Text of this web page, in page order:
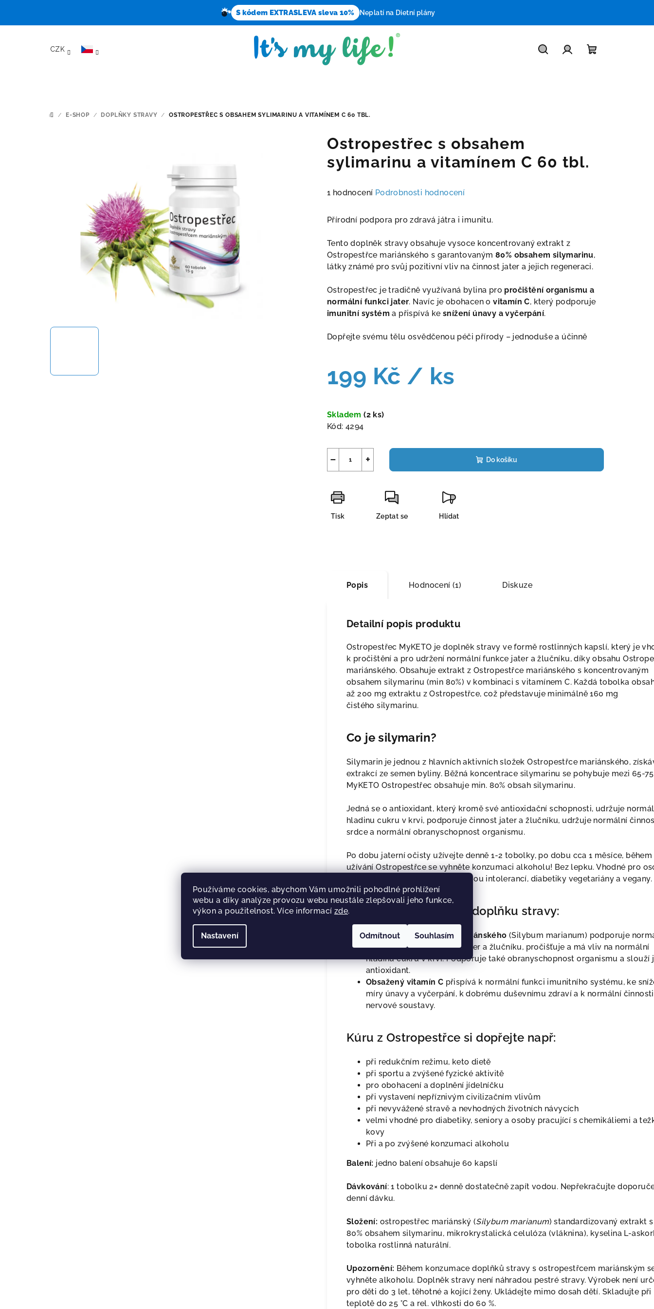
S kódem EXTRASLEVA sleva 10% Neplatí na Dietní plány
Používáme cookies, abychom Vám umožnili pohodlné prohlížení
webu a díky analýze provozu webu neustále zlepšovali jeho funkce,
výkon a použitelnost. Více informací zde.
Nastavení Odmítnout Souhlasím
CZK
DOMŮ
/ E-SHOP / DOPLŇKY STRAVY / OSTROPESTŘEC S OBSAHEM SYLIMARINU A VITAMÍNEM C 60 TBL.
Ostropestřec s obsahem
sylimarinu a vitamínem C 60 tbl.
Průměrné
produktu
5,0
z
5
hvězdiček.
1 hodnocení Podrobnosti hodnocení
Přírodní podpora pro zdravá játra i imunitu.
Tento doplněk stravy obsahuje vysoce koncentrovaný extrakt z
Ostropestřce mariánského s garantovaným 80% obsahem silymarinu,
látky známé pro svůj pozitivní vliv na činnost jater a jejich regeneraci.
Ostropestřec je tradičně využívaná bylina pro pročištění organismu a
normální funkci jater. Navíc je obohacen ovitamín C, který podporuje
imunitní systém a přispívá ke snížení únavy a vyčerpání.
Dopřejte svému tělu osvědčenou péči přírody – jednoduše a účinně
199 Kč / ks
cena:
Skladem(2 ks)
Kód: 4294
+
− Do košíku
Tisk Zeptat se Hlídat
Popis Hodnocení (1) Diskuze
Detailní popis produktu
Ostropestřec MyKETO je doplněk stravy ve formě rostlinných kapslí, který je
k pročištění a pro udržení normální funkce jater a žlučníku, díky obsahu
mariánského. Obsahuje extrakt z Ostropestřce mariánského s koncentrovaným
obsahem silymarinu (min 80%) v kombinaci s vitamínem C. Každá tobolka
až 200 mg extraktu z Ostropestřce, což představuje minimálně 160 mg
čistého silymarinu.
Co je silymarin?
Silymarin je jednou z hlavních aktivních složek Ostropestřce mariánského,
extrakcí ze semen byliny. Běžná koncentrace silymarinu se pohybuje mezi 65-75
MyKETO Ostropestřec obsahuje min. 80% obsah silymarinu.
Jedná se o antioxidant, který kromě své antioxidační schopnosti, udržuje
hladinu cukru v krvi, podporuje činnost jater a žlučníku, udržuje normální
srdce a normální obranyschopnost organismu.
Po dobu jaterní očisty užívejte denně 1-2 tobolky, po dobu cca 1 měsíce, během
užívání Ostropestřce se vyhněte konzumaci alkoholu! Bez lepku. Vhodné pro
nesnášenlivostí lepku, s laktózovou intolerancí, diabetiky vegetariány a vegany.
Hlavní výhody složení doplňku stravy:
Extrakt z Ostropestřce mariánského (Silybum marianum) podporuje
trávení, normální činnost jater a žlučníku, pročišťuje a má vliv na normální
hladinu cukru v krvi. Podporuje také obranyschopnost organismu a slouží
antioxidant.
Obsažený vitamín C přispívá k normální funkci imunitního systému, ke
míry únavy a vyčerpání, k dobrému duševnímu zdraví a k normální činnosti
nervové soustavy.
Kúru z Ostropestřce si dopřejte např:
při redukčním režimu, keto dietě
při sportu a zvýšené fyzické aktivitě
pro obohacení a doplnění jídelníčku
při vystavení nepříznivým civilizačním vlivům
při nevyvážené stravě a nevhodných životních návycích
velmi vhodné pro diabetiky, seniory a osoby pracující s chemikáliemi a
kovy
Při a po zvýšené konzumaci alkoholu
Balení: jedno balení obsahuje 60 kapslí
Dávkování: 1 tobolku 2× denně dostatečně zapít vodou. Nepřekračujte
denní dávku.
Složení: ostropestřec mariánský (Silybum marianum) standardizovaný extrakt
80% obsahem silymarinu, mikrokrystalická celulóza (vláknina), kyselina L-
tobolka rostlinná naturální.
Upozornění: Během konzumace doplňků stravy s ostropestřcem mariánským
vyhněte alkoholu. Doplněk stravy není náhradou pestré stravy. Výrobek není
pro děti do 3 let, těhotné a kojící ženy. Ukládejte mimo dosah dětí. Skladujte při
teplotě do 25 °C a rel. vlhkosti do 60 %.